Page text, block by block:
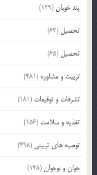
پند خوبان(129)
تحصیل (62)
تحصیل (65)
تربیت و مشاوره (481)
تشرفات و توقیعات (181)
تغذیه و سلامت (156)
توصیه های تربیتی (498)
جوان و نوجوان(148)